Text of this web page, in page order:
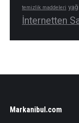
temizlik maddeleri yağ
İnternetten
Markanibul.com